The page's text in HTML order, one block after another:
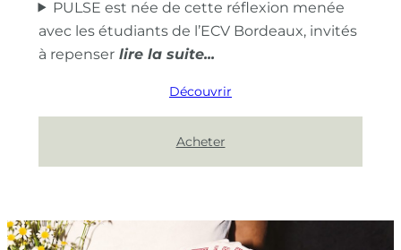
PULSE est née de cette réflexion menée
avec les étudiants de l’ECV Bordeaux, invités
à repenser
Découvrir
Acheter